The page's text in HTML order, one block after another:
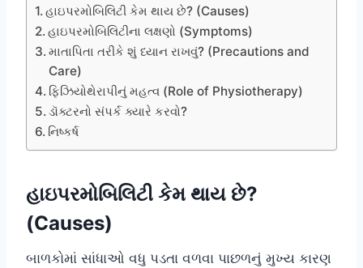
હાઇપરમોબિલિટી કેમ થાય છે? (Causes)
હાઇપરમોબિલિટીના લક્ષણો (Symptoms)
માતાપિતા તરીકે શું ધ્યાન રાખવું? (Precautions and
Care)
ફિઝિયોથેરાપીનું મહત્વ (Role of Physiotherapy)
ડૉક્ટરનો સંપર્ક ક્યારે કરવો?
નિષ્કર્ષ
હાઇપરમોબિલિટી કેમ થાય છે?
(Causes)
બાળકોમાં સાંધાઓ વધુ પડતા વળવા પાછળનું મુખ્ય કારણ